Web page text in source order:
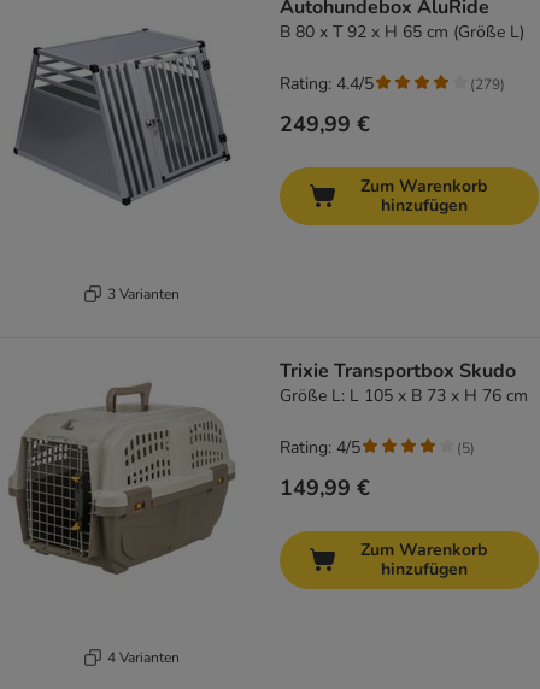
3 Varianten
Autohundebox AluRide
B 80 x T 92 x H 65 cm (Größe L)
249,99 €
Rating: 4.4/5 (279)
Zum Warenkorb
hinzufügen
4 Varianten
Trixie Transportbox Skudo
Größe L: L 105 x B 73 x H 76 cm
149,99 €
Rating: 4/5 (5)
Zum Warenkorb
hinzufügen